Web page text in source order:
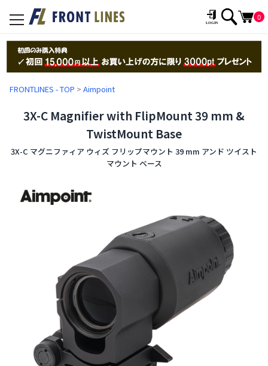
toggle
navigation
0
FRONTLINES - TOP > Aimpoint
3X-C Magnifier with FlipMount 39 mm &
TwistMount Base
3X-C マグニファィア ウィズ フリップマウント 39 mm アンド ツイスト
マウント ベース